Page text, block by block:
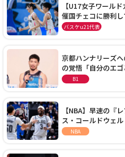
【U17女子ワール
催国チェコに勝利
通過！準々決勝の
バスケu21代表
京都ハンナリーズ
の覚悟「自分のエ
に、京都に来たわけ
B1
【NBA】早速の『
ス・コールドウェ
ーズに1年契約で加入
NBA